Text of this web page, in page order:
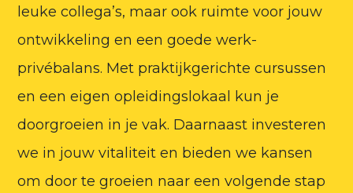
leuke collega’s, maar ook ruimte voor jouw
ontwikkeling en een goede werk-
privébalans. Met praktijkgerichte cursussen
en een eigen opleidingslokaal kun je
doorgroeien in je vak. Daarnaast investeren
we in jouw vitaliteit en bieden we kansen
om door te groeien naar een volgende stap